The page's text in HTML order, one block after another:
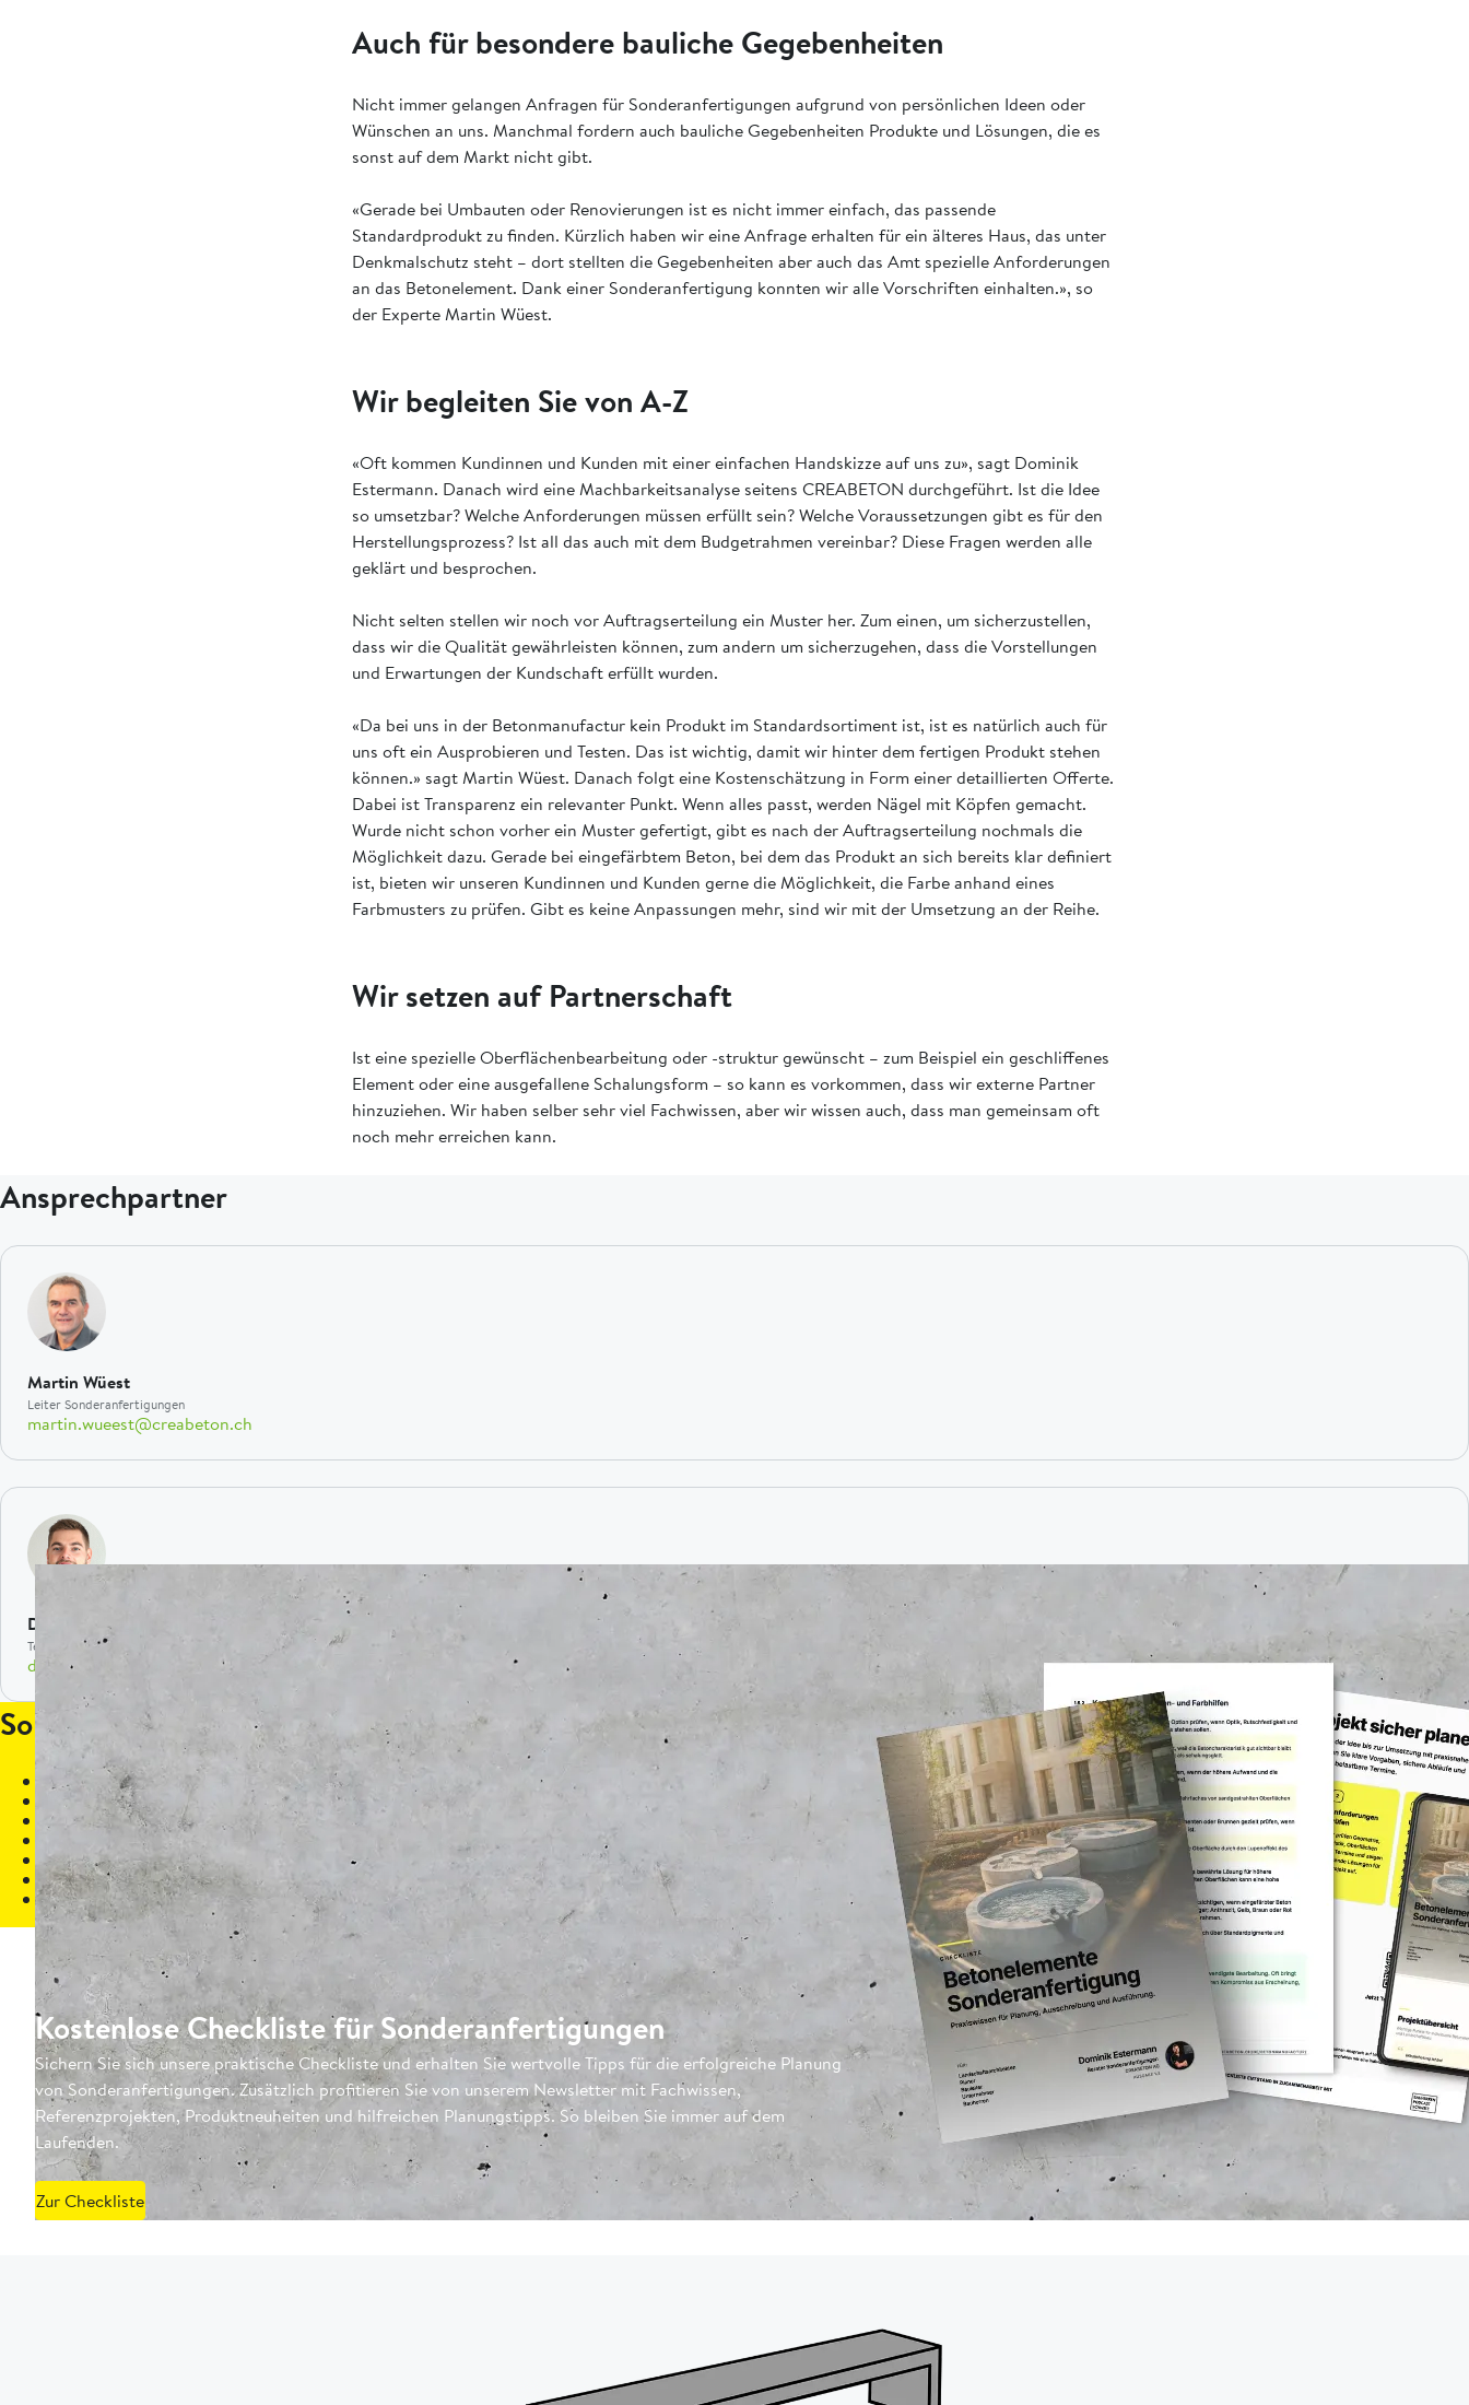
Auch für besondere bauliche Gegebenheiten
Nicht immer gelangen Anfragen für Sonderanfertigungen aufgrund von persönlichen Ideen oder
Wünschen an uns. Manchmal fordern auch bauliche Gegebenheiten Produkte und Lösungen, die es
sonst auf dem Markt nicht gibt.
«Gerade bei Umbauten oder Renovierungen ist es nicht immer einfach, das passende
Standardprodukt zu finden. Kürzlich haben wir eine Anfrage erhalten für ein älteres Haus, das unter
Denkmalschutz steht – dort stellten die Gegebenheiten aber auch das Amt spezielle Anforderungen
an das Betonelement. Dank einer Sonderanfertigung konnten wir alle Vorschriften einhalten.», so
der Experte Martin Wüest.
Wir begleiten Sie von A-Z
«Oft kommen Kundinnen und Kunden mit einer einfachen Handskizze auf uns zu», sagt Dominik
Estermann. Danach wird eine Machbarkeitsanalyse seitens CREABETON durchgeführt. Ist die Idee
so umsetzbar? Welche Anforderungen müssen erfüllt sein? Welche Voraussetzungen gibt es für den
Herstellungsprozess? Ist all das auch mit dem Budgetrahmen vereinbar? Diese Fragen werden alle
geklärt und besprochen.
Nicht selten stellen wir noch vor Auftragserteilung ein Muster her. Zum einen, um sicherzustellen,
dass wir die Qualität gewährleisten können, zum andern um sicherzugehen, dass die Vorstellungen
und Erwartungen der Kundschaft erfüllt wurden.
«Da bei uns in der Betonmanufactur kein Produkt im Standardsortiment ist, ist es natürlich auch für
uns oft ein Ausprobieren und Testen. Das ist wichtig, damit wir hinter dem fertigen Produkt stehen
können.» sagt Martin Wüest. Danach folgt eine Kostenschätzung in Form einer detaillierten Offerte.
Dabei ist Transparenz ein relevanter Punkt. Wenn alles passt, werden Nägel mit Köpfen gemacht.
Wurde nicht schon vorher ein Muster gefertigt, gibt es nach der Auftragserteilung nochmals die
Möglichkeit dazu. Gerade bei eingefärbtem Beton, bei dem das Produkt an sich bereits klar definiert
ist, bieten wir unseren Kundinnen und Kunden gerne die Möglichkeit, die Farbe anhand eines
Farbmusters zu prüfen. Gibt es keine Anpassungen mehr, sind wir mit der Umsetzung an der Reihe.
Wir setzen auf Partnerschaft
Ist eine spezielle Oberflächenbearbeitung oder -struktur gewünscht – zum Beispiel ein geschliffenes
Element oder eine ausgefallene Schalungsform – so kann es vorkommen, dass wir externe Partner
hinzuziehen. Wir haben selber sehr viel Fachwissen, aber wir wissen auch, dass man gemeinsam oft
noch mehr erreichen kann.
Ansprechpartner
Martin Wüest
Leiter Sonderanfertigungen
martin.wueest@creabeton.ch
Dominik Estermann
Technischer Berater Sonderanfertigungen
dominik.estermann@creabeton.ch
So einfach geht's
Sie haben eine Idee? Dann kommen Sie zu uns.
Wir prüfen die Idee auf Machbarkeit.
Bei Bedarf erstellen wir ein Muster.
Wir schätzen die Kosten ein und erstellen eine Offerte.
Alles perfekt? Dann geht's los mit der Herstellung der Sonderanfertigung.
Sobald fertig produziert, liefern wir Ihre Sonderanfertigung aus.
Wir hoffen, dass Sie sich an Ihrem persönlichen, einzigartigen und langlebigen Produkt freuen.
Kostenlose Checkliste für Sonderanfertigungen
Sichern Sie sich unsere praktische Checkliste und erhalten Sie wertvolle Tipps für die erfolgreiche Planung
von Sonderanfertigungen. Zusätzlich profitieren Sie von unserem Newsletter mit Fachwissen,
Referenzprojekten, Produktneuheiten und hilfreichen Planungstipps. So bleiben Sie immer auf dem
Laufenden.
Zur Checkliste